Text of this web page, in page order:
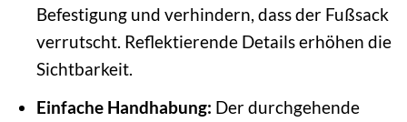
Befestigung und verhindern, dass der Fußsack
verrutscht. Reflektierende Details erhöhen die
Sichtbarkeit.
Einfache Handhabung: Der durchgehende